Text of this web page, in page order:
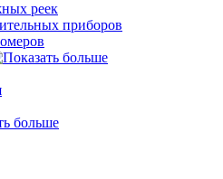
реек
приборов